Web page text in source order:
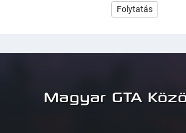
Magyar GTA